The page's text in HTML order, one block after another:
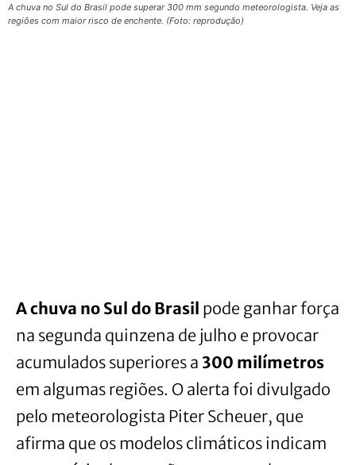
A chuva no Sul do Brasil pode superar 300 mm segundo meteorologista. Veja as
regiões com maior risco de enchente. (Foto: reprodução)
A chuva no Sul do Brasil pode ganhar força
na segunda quinzena de julho e provocar
acumulados superiores a 300 milímetros
em algumas regiões. O alerta foi divulgado
pelo meteorologista Piter Scheuer, que
afirma que os modelos climáticos indicam